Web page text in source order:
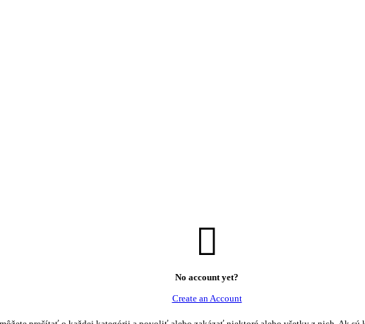
No account yet?
Create an Account